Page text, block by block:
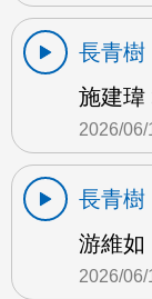
長青樹
施建瑋
2026/06/
長青樹
游維如
2026/06/